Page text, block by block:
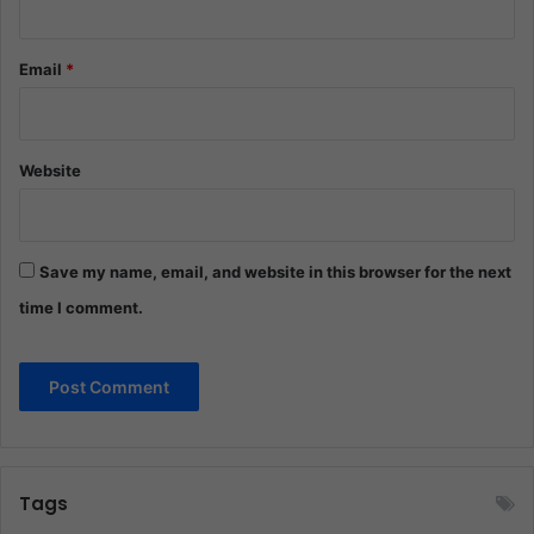
Email *
Website
Save my name, email, and website in this browser for the next
time I comment.
Tags